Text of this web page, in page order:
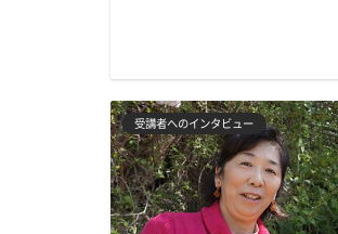
受講者へのインタビュー